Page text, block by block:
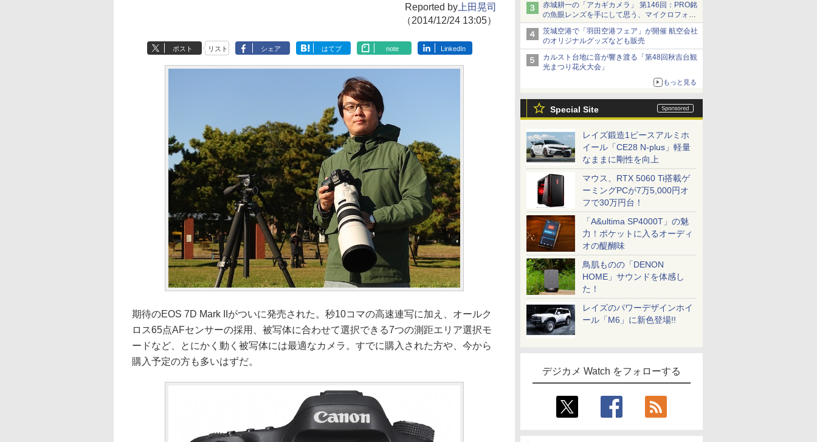
赤城耕一の「アカギカメラ」 第146回：PRO銘
の魚眼レンズを手にして思う、マイクロフォー
サーズへの期待と可能性
茨城空港で「羽田空港フェア」が開催 航空会社
のオリジナルグッズなども販売
カルスト台地に音が響き渡る「第48回秋吉台観
光まつり花火大会」
もっと見る
Special Site
レイズ鍛造1ピースアルミホ
イール「CE28 N-plus」軽量
なままに剛性を向上
マウス、RTX 5060 Ti搭載ゲ
ーミングPCが7万5,000円オ
フで30万円台！
「A&ultima SP4000T」の魅
力！ポケットに入るオーディ
オの醍醐味
鳥肌ものの「DENON
HOME」サウンドを体感し
た！
レイズのパワーデザインホイ
ール「M6」に新色登場!!
デジカメ Watch をフォローする
Reported by 上田晃司
（2014/12/24 13:05）
ポスト リスト シェア はてブ note LinkedIn
期待のEOS 7D Mark IIがついに発売された。秒10コマの高速連写に加え、オールク
ロス65点AFセンサーの採用、被写体に合わせて選択できる7つの測距エリア選択モ
ードなど、とにかく動く被写体には最適なカメラ。すでに購入された方や、今から
購入予定の方も多いはずだ。